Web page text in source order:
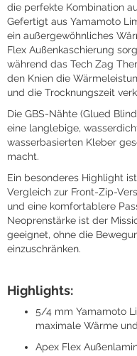
die perfekte Kombination
Gefertigt aus Yamamoto
ein außergewöhnliches
Flex Außenkaschierung
während das Tech Zag
den Knien die
und die Trocknungszeit
Die GBS-Nähte (Glued
eine langlebige,
wasserbasierten Kleber
macht.
Ein besonderes Highlight
Vergleich zur Front-Zip-
und eine komfortablere
Neoprenstärke ist der
geeignet, ohne die
einzuschränken.
Highlights:
5/4 mm Yamamoto
maximale Wärme
Apex Flex